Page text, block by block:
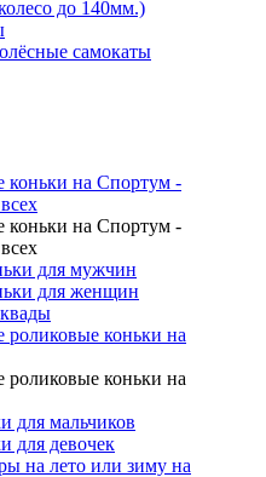
до 140мм.)
самокаты
коньки на Спортум -
коньки на Спортум -
для мужчин
для женщин
роликовые коньки на
роликовые коньки на
для мальчиков
для девочек
на лето или зиму на